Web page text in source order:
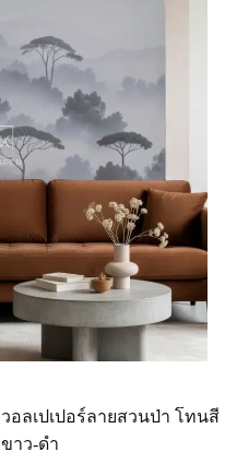
วอลเปเปอร์ลายสวนป่า โทนสี
ขาว-ดำ